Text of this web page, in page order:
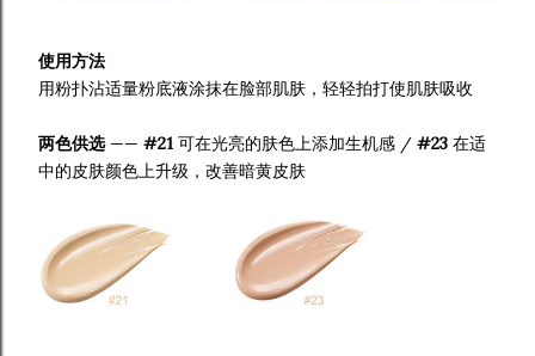
使用方法
用粉扑沾适量粉底液涂抹在脸部肌肤，轻轻拍打使肌肤吸收
两色供选—— #21 可在光亮的肤色上添加生机感 / #23 在适
中的皮肤颜色上升级，改善暗黄皮肤